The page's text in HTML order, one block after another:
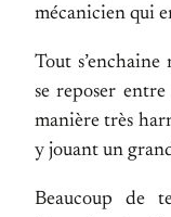
mécanicien qui
Tout s’enchaine
se reposer entre
manière très
y jouant un
Beaucoup de